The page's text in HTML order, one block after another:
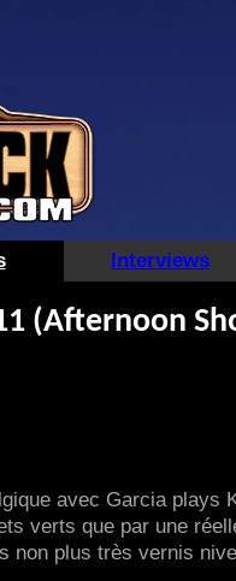
Interviews
(Afternoon
avec Garcia plays
verts que par une
non plus très vernis